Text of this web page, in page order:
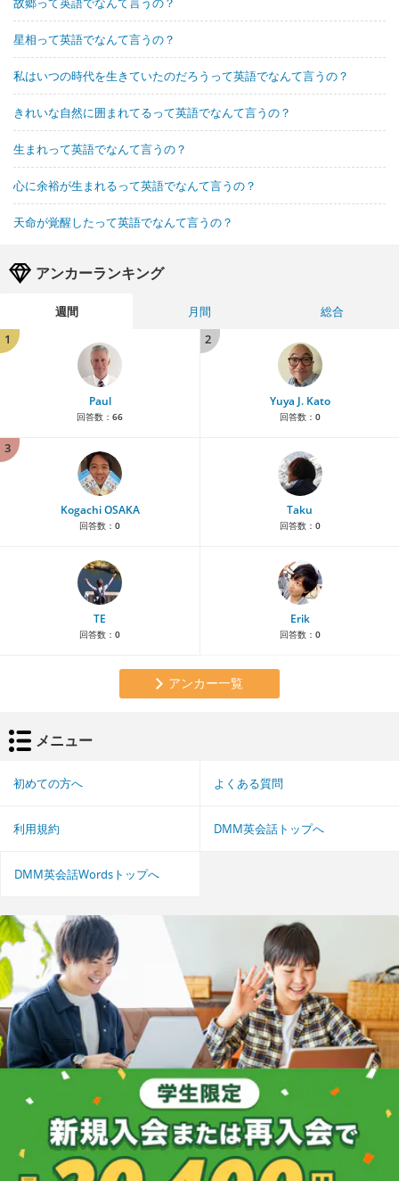
星相って英語でなんて言うの？
私はいつの時代を生きていたのだろうって英語でなんて言うの？
きれいな自然に囲まれてるって英語でなんて言うの？
生まれって英語でなんて言うの？
心に余裕が生まれるって英語でなんて言うの？
天命が覚醒したって英語でなんて言うの？
アンカーランキング
週間 月間
総合
1
Paul
回答数： 66
2
Yuya J. Kato
回答数： 0
3
Kogachi OSAKA
回答数： 0
Taku
回答数： 0
TE
回答数： 0
Erik
回答数： 0
アンカー一覧
メニュー
初めての方へ よくある質問
利用規約 DMM英会話トップへ
DMM英会話Wordsトップへ